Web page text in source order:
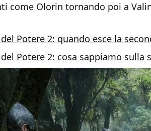
come Olorin tornando poi a
Potere 2: quando esce la
Potere 2: cosa sappiamo sulla